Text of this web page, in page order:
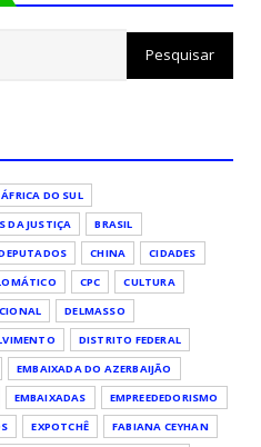
ÁFRICA DO SUL
DA JUSTIÇA
BRASIL
CHINA
CIDADES
CPC
CULTURA
DELMASSO
DISTRITO FEDERAL
EMBAIXADA DO AZERBAIJÃO
EMBAIXADAS
EMPREEDEDORISMO
EXPOTCHÊ
FABIANA CEYHAN